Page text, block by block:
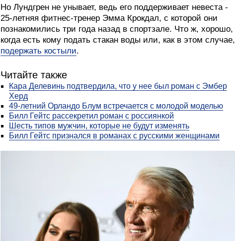
Но Лундгрен не унывает, ведь его поддерживает невеста -
25-летняя фитнес-тренер Эмма Крокдал, с которой они
познакомились три года назад в спортзале. Что ж, хорошо,
когда есть кому подать стакан воды или, как в этом случае,
подержать костыли.
Читайте также
Кара Делевинь подтвердила, что у нее был роман с Эмбер
Херд
49-летний Орландо Блум встречается с молодой моделью
Билл Гейтс рассекретил роман с россиянкой
Шесть типов мужчин, которые не будут изменять
Билл Гейтс признался в романах с русскими женщинами